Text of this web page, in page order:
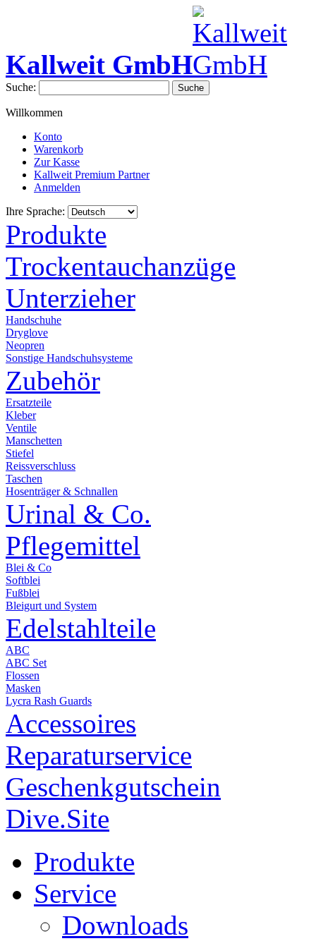
Kallweit GmbH
Suche: Suche
Willkommen
Konto
Warenkorb
Zur Kasse
Kallweit Premium Partner
Anmelden
Ihre Sprache:
Produkte
Trockentauchanzüge
Unterzieher
Handschuhe
Dryglove
Neopren
Sonstige Handschuhsysteme
Zubehör
Ersatzteile
Kleber
Ventile
Manschetten
Stiefel
Reissverschluss
Taschen
Hosenträger & Schnallen
Urinal & Co.
Pflegemittel
Blei & Co
Softblei
Fußblei
Bleigurt und System
Edelstahlteile
ABC
ABC Set
Flossen
Masken
Lycra Rash Guards
Accessoires
Reparaturservice
Geschenkgutschein
Dive.Site
Produkte
Service
Downloads